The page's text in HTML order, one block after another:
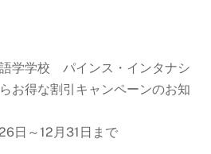
学学校 パインス・インタナシ
お得な割引キャンペーンのお知
日～12月31日まで